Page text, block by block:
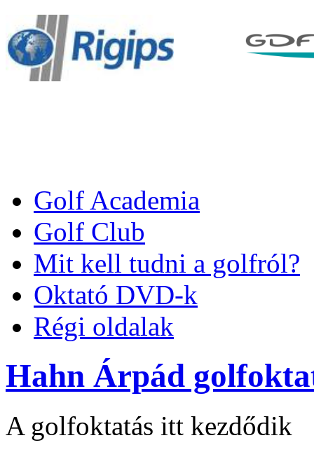
Golf Academia
Golf Club
Mit kell tudni a golfról?
Oktató DVD-k
Régi oldalak
Hahn Árpád
A golfoktatás itt kezdődik